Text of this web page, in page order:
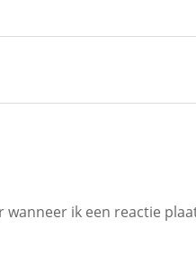
wanneer ik een reactie